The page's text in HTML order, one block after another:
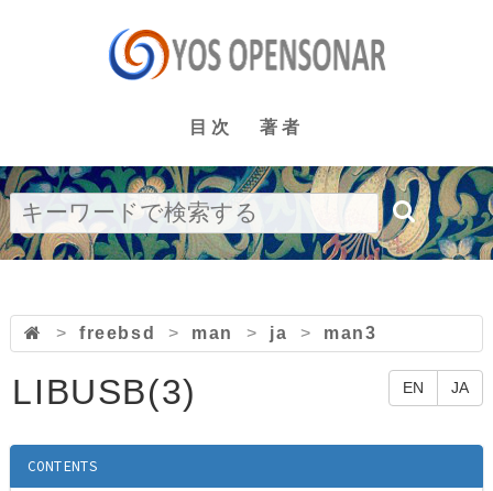
目次 著者
> freebsd > man > ja > man3
EN JA
LIBUSB(3)
CONTENTS